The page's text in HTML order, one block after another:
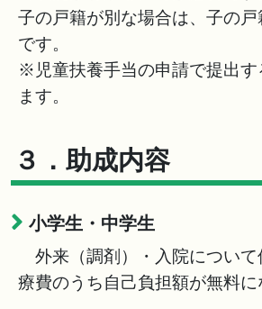
子の戸籍が別な場合は、子の
です。
※児童扶養手当の申請で提出す
ます。
３．助成内容
小学生・中学生
外来（調剤）・入院について
療費のうち自己負担額が無料に